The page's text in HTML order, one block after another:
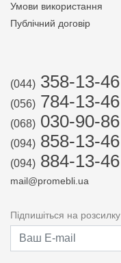
Умови використання
Публічний договір
(044) 358-13-46
(056) 784-13-46
(068) 030-90-86
(094) 858-13-46
(094) 884-13-46
mail@promebli.ua
Підпишіться на розсилку